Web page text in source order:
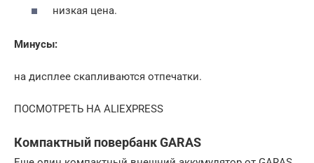
низкая цена.
Минусы:
на дисплее скапливаются отпечатки.
ПОСМОТРЕТЬ НА ALIEXPRESS
Компактный повербанк GARAS